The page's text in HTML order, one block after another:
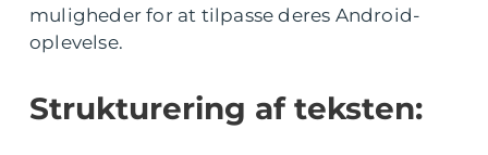
muligheder for at tilpasse deres Android-
oplevelse.
Strukturering af teksten: